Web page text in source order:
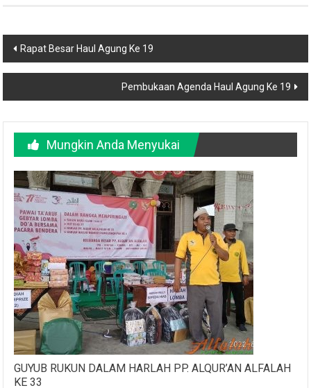
Navigasi
pos
Rapat Besar Haul Agung Ke 19
Pembukaan Agenda Haul Agung Ke 19
Mungkin Anda Menyukai
GUYUB RUKUN DALAM HARLAH PP. ALQUR’AN ALFALAH
KE 33
September 27, 2022